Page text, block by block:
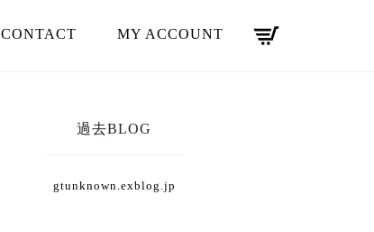
CONTACT MY ACCOUNT
過去BLOG
gtunknown.exblog.jp